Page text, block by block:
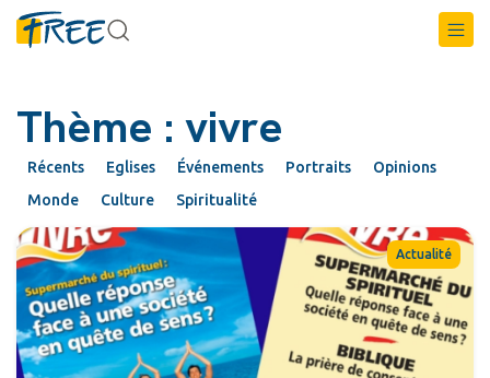
Thème : vivre
Récents Eglises Événements Portraits
Opinions
Monde
Culture Spiritualité
Actualité